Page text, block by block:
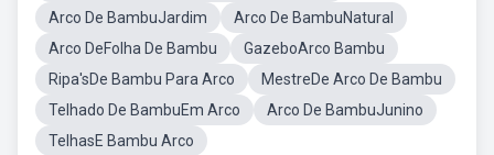
Arco De BambuJardim
Arco De BambuNatural
Arco DeFolha De Bambu
GazeboArco Bambu
Ripa'sDe Bambu Para Arco
MestreDe Arco De Bambu
Telhado De BambuEm Arco
Arco De BambuJunino
TelhasE Bambu Arco